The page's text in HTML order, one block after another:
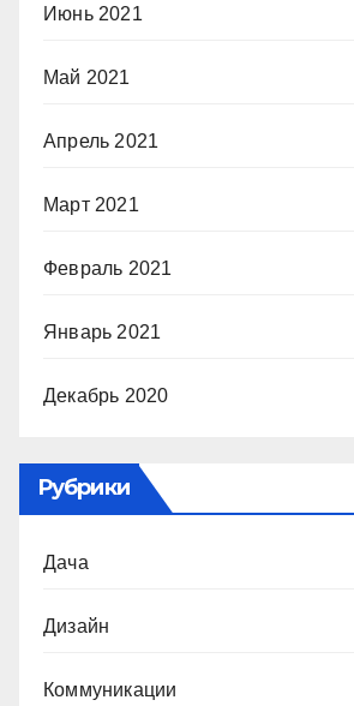
Июнь 2021
Май 2021
Апрель 2021
Март 2021
Февраль 2021
Январь 2021
Декабрь 2020
Рубрики
Дача
Дизайн
Коммуникации